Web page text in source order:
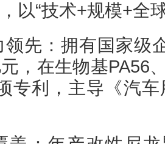
以“技术+规模+全
领先：拥有国家级
，在生物基PA56
专利，主导《汽